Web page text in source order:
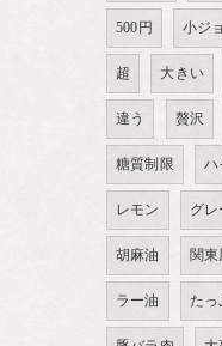
500円 小ジ
超 大きい
違う 贅沢
糖質制限 ハ
レモン グ
胡麻油 関東
ラー油 たっ